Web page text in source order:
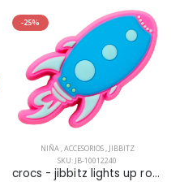
-25%
NIÑA,ACCESORIOS, JIBBITZ
SKU: JB-10012240
crocs - jibbitz lights up rocketship unisex